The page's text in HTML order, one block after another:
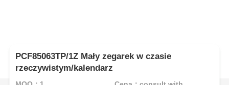
PCF85063TP/1Z Mały zegarek w czasie
rzeczywistym/kalendarz